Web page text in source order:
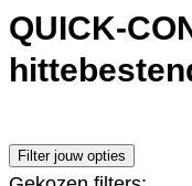
QUICK-
Filter jouw opties